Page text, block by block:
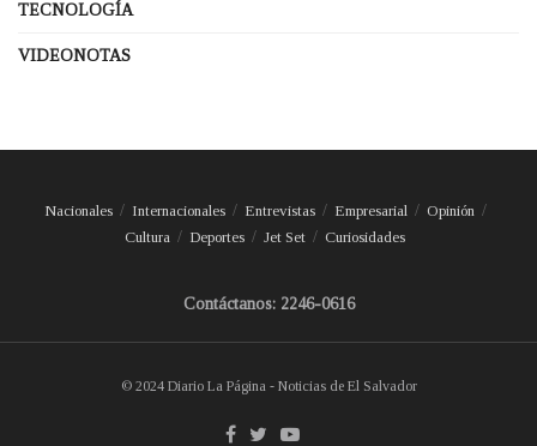
TECNOLOGÍA
VIDEONOTAS
Nacionales Internacionales Entrevistas Empresarial
Opinión
Cultura
Deportes Jet Set Curiosidades
Contáctanos: 2246-0616
© 2024 Diario La Página - Noticias de El Salvador